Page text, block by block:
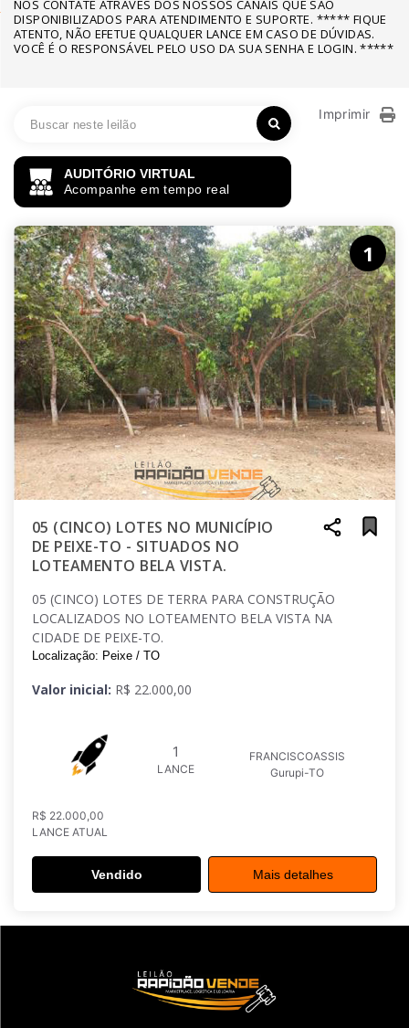
NOS CONTATE ATRAVÉS DOS NOSSOS CANAIS QUE SÃO
DISPONIBILIZADOS PARA ATENDIMENTO E SUPORTE. ***** FIQUE
ATENTO, NÃO EFETUE QUALQUER LANCE EM CASO DE DÚVIDAS.
VOCÊ É O RESPONSÁVEL PELO USO DA SUA SENHA E LOGIN. *****
AUDITÓRIO VIRTUAL
Acompanhe em tempo real
Imprimir
1
05 (CINCO) LOTES NO MUNICÍPIO
DE PEIXE-TO - SITUADOS NO
LOTEAMENTO BELA VISTA.
05 (CINCO) LOTES DE TERRA PARA CONSTRUÇÃO
LOCALIZADOS NO LOTEAMENTO BELA VISTA NA
CIDADE DE PEIXE-TO.
Localização: Peixe / TO
Valor inicial: R$ 22.000,00
1
LANCE
FRANCISCOASSIS
Gurupi-TO
R$ 22.000,00
LANCE ATUAL
Vendido Mais detalhes